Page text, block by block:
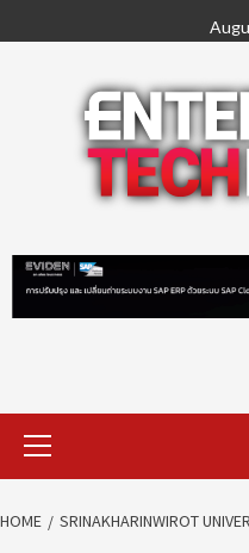
to
Primary
Menu
HOME SRINAKHARINWIROT